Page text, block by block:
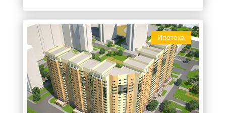
Ипотека